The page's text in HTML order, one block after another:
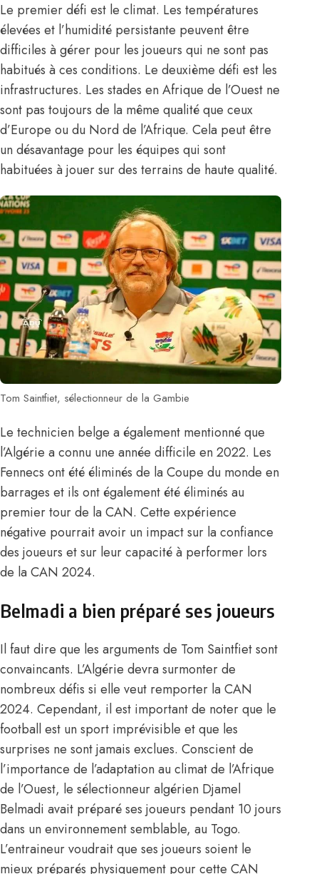
Le premier défi est le climat. Les températures
élevées et l’humidité persistante peuvent être
difficiles à gérer pour les joueurs qui ne sont pas
habitués à ces conditions. Le deuxième défi est les
infrastructures. Les stades en Afrique de l’Ouest ne
sont pas toujours de la même qualité que ceux
d’Europe ou du Nord de l’Afrique. Cela peut être
un désavantage pour les équipes qui sont
habituées à jouer sur des terrains de haute qualité.
Tom Saintfiet, sélectionneur de la Gambie
Le technicien belge a également mentionné que
l’Algérie a connu une année difficile en 2022. Les
Fennecs ont été éliminés de la Coupe du monde en
barrages et ils ont également été éliminés au
premier tour de la CAN. Cette expérience
négative pourrait avoir un impact sur la confiance
des joueurs et sur leur capacité à performer lors
de la CAN 2024.
Belmadi a bien préparé ses joueurs
Il faut dire que les arguments de Tom Saintfiet sont
convaincants. L’Algérie devra surmonter de
nombreux défis si elle veut remporter la CAN
2024. Cependant, il est important de noter que le
football est un sport imprévisible et que les
surprises ne sont jamais exclues. Conscient de
l’importance de l’adaptation au climat de l’Afrique
de l’Ouest, le sélectionneur algérien Djamel
Belmadi avait préparé ses joueurs pendant 10 jours
dans un environnement semblable, au Togo.
L’entraineur voudrait que ses joueurs soient le
mieux préparés physiquement pour cette CAN